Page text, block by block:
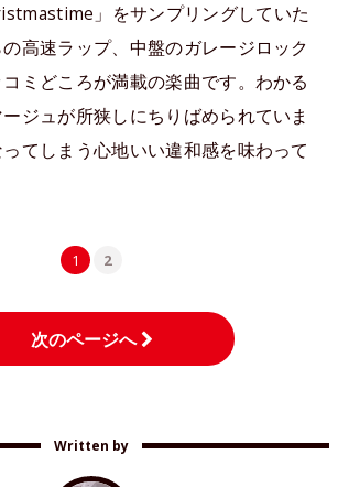
」をサンプリングしていた
高速ラップ、中盤のガレージロック
ミどころが満載の楽曲です。わかる
ジュが所狭しにちりばめられていま
てしまう心地いい違和感を味わって
1 2
次のページへ
Written by